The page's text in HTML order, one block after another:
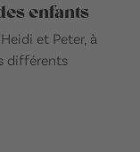
enfants
et Peter, à
différents